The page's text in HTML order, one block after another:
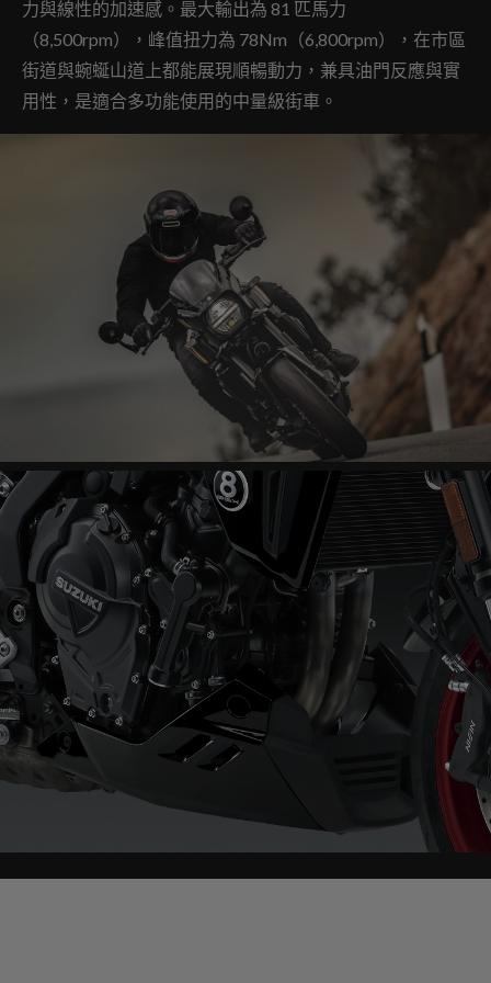
力與線性的加速感。最大輸出為 81 匹馬力
（8,500rpm），峰值扭力為 78Nm（6,800rpm），在市區
街道與蜿蜒山道上都能展現順暢動力，兼具油門反應與實
用性，是適合多功能使用的中量級街車。